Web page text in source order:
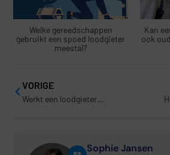
Welke gereedschappen
gebruikt een spoed loodgieter
meestal?
Kan
ook
VORIGE
Werkt een loodgieter ook bij dak- of vloerlekkages?
Sophie Jansen